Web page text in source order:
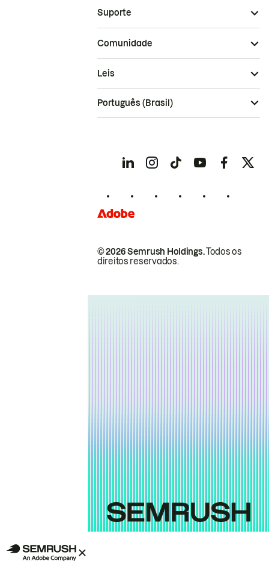
Suporte
Comunidade
© 2026 Semrush Holdings.Todos os
direitos reservados.
Leis
Português (Brasil)